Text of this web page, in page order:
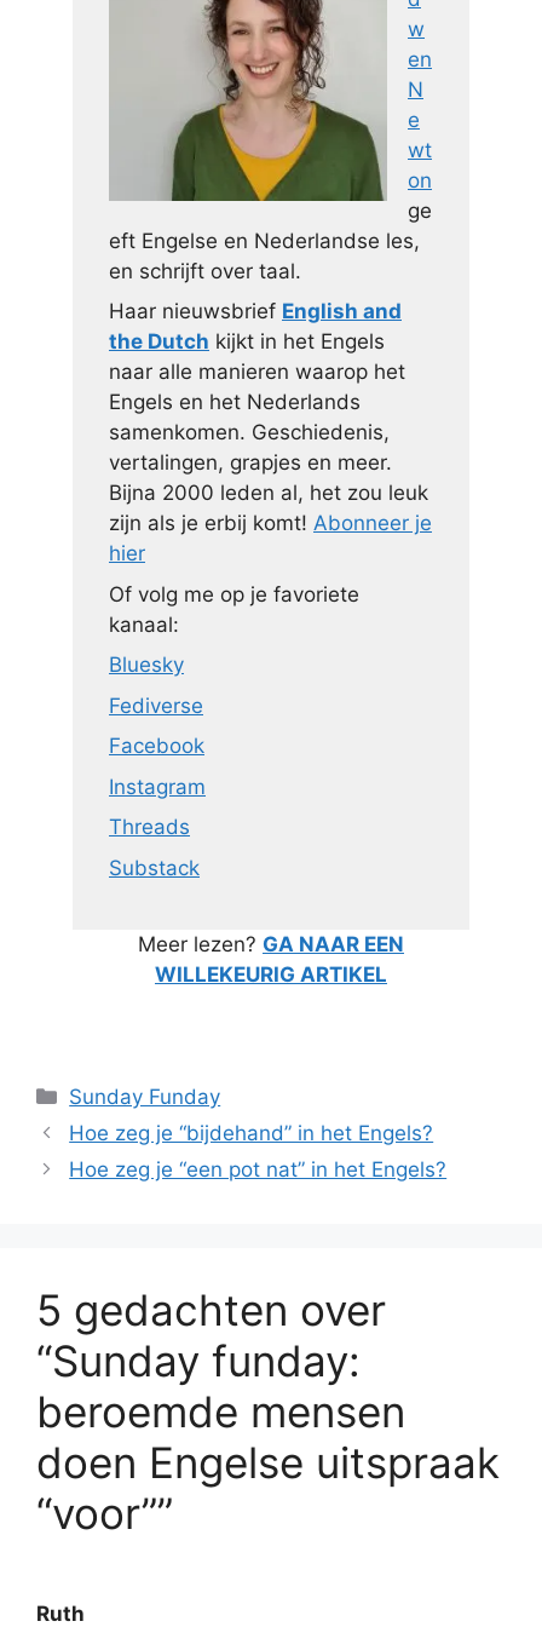
w
en
N
e
wt
on
ge
eft Engelse en Nederlandse les,
en schrijft over taal.
Haar nieuwsbrief English and
the Dutch kijkt in het Engels
naar alle manieren waarop het
Engels en het Nederlands
samenkomen. Geschiedenis,
vertalingen, grapjes en meer.
Bijna 2000 leden al, het zou leuk
zijn als je erbij komt! Abonneer je
hier
Of volg me op je favoriete
kanaal:
Bluesky
Fediverse
Facebook
Instagram
Threads
Substack
Meer lezen? GA NAAR EEN
WILLEKEURIG ARTIKEL
Categorieën
Sunday Funday
Hoe zeg je “bijdehand” in het Engels?
Hoe zeg je “een pot nat” in het Engels?
5 gedachten over
“Sunday funday:
beroemde mensen
doen Engelse uitspraak
“voor””
Ruth